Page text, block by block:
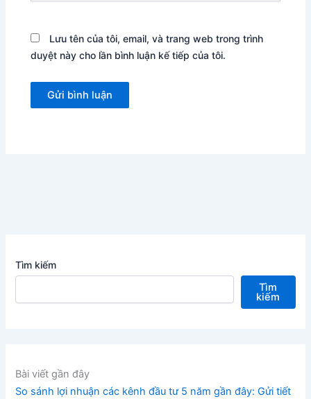
Lưu tên của tôi, email, và trang web trong trình
duyệt này cho lần bình luận kế tiếp của tôi.
Tìm kiếm
Tìm
kiếm
Bài viết gần đây
So sánh lợi nhuận các kênh đầu tư 5 năm gần đây: Gửi tiết